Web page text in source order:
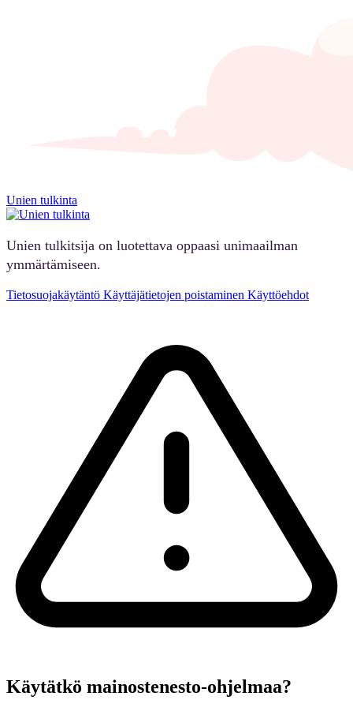
Unien tulkinta
Unien tulkitsija on luotettava oppaasi unimaailman
ymmärtämiseen.
Tietosuojakäytäntö Käyttäjätietojen poistaminen Käyttöehdot
Käytätkö mainostenesto-ohjelmaa?